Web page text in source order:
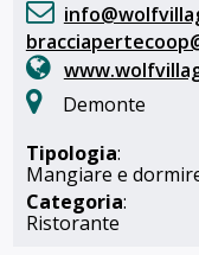
Demonte
Tipologia:
Mangiare e
Categoria:
Ristorante